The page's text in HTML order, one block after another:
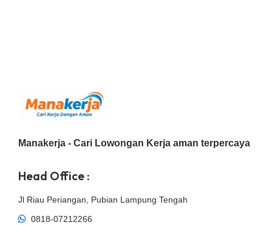
Manakerja - Cari Lowongan Kerja aman terpercaya
Head Office :
Jl Riau Periangan, Pubian Lampung Tengah
0818-07212266